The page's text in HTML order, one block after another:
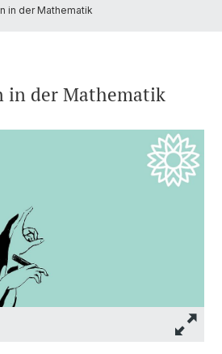
in der Mathematik
in der Mathematik